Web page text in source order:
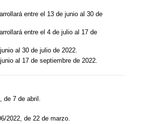
entre el 13 de junio al 30 de
entre el 4 de julio al 17 de
al 30 de julio de 2022.
al 17 de septiembre de 2022.
7 de abril.
2022, de 22 de marzo.